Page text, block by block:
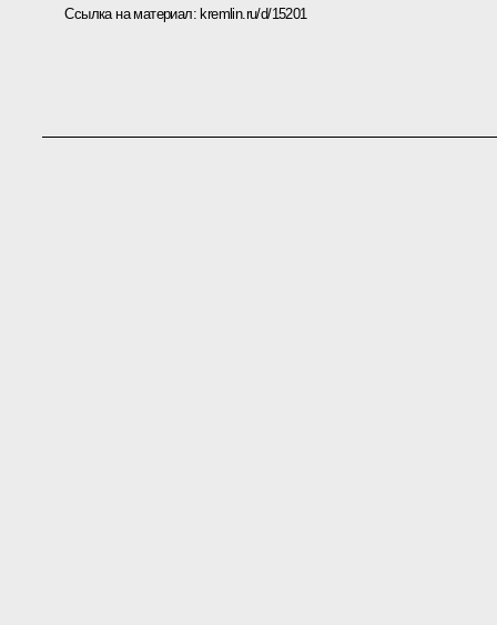
Ссылка на материал: kremlin.ru/d/15201